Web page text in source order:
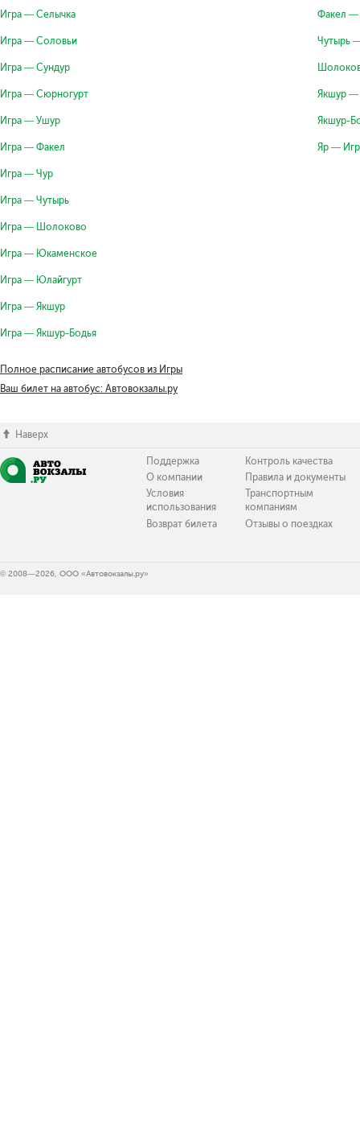
Игра — Селычка
Игра — Соловьи
Игра — Сундур
Игра — Сюрногурт
Игра — Ушур
Игра — Факел
Игра — Чур
Игра — Чутырь
Игра — Шолоково
Игра — Юкаменское
Игра — Юлайгурт
Игра — Якшур
Игра — Якшур-Бодья
Факел —
Чутырь
Якшур —
Якшур-
Яр —
Полное расписание автобусов из Игры
Ваш билет на автобус: Автовокзалы.ру
Наверх
Поддержка
О компании
Условия
использования
Возврат билета
Контроль качества
Правила и документы
Транспортным
компаниям
Отзывы о поездках
© 2008—2026, ООО «Автовокзалы.ру»